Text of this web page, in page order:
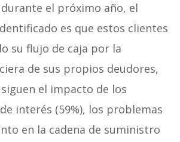
el próximo año, el
es que estos clientes
su flujo de caja por la
de sus propios deudores,
siguen el impacto de los
interés (59%), los problemas
en la cadena de suministro